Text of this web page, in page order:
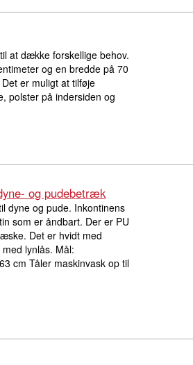
at dække forskellige behov.
og en bredde på 70
er muligt at tilføje
polster på indersiden og
og pudebetræk
dyne og pude. Inkontinens
som er åndbart. Der er PU
Det er hvidt med
lynlås. Mål:
cm Tåler maskinvask op til